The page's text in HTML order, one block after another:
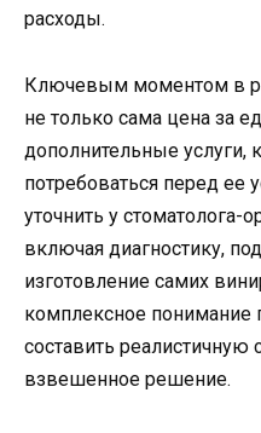
расходы.
Ключевым моментом в
не только сама цена за
дополнительные услуги,
потребоваться перед ее
уточнить у стоматолога-
включая диагностику,
изготовление самих
комплексное понимание
составить реалистичную
взвешенное решение.